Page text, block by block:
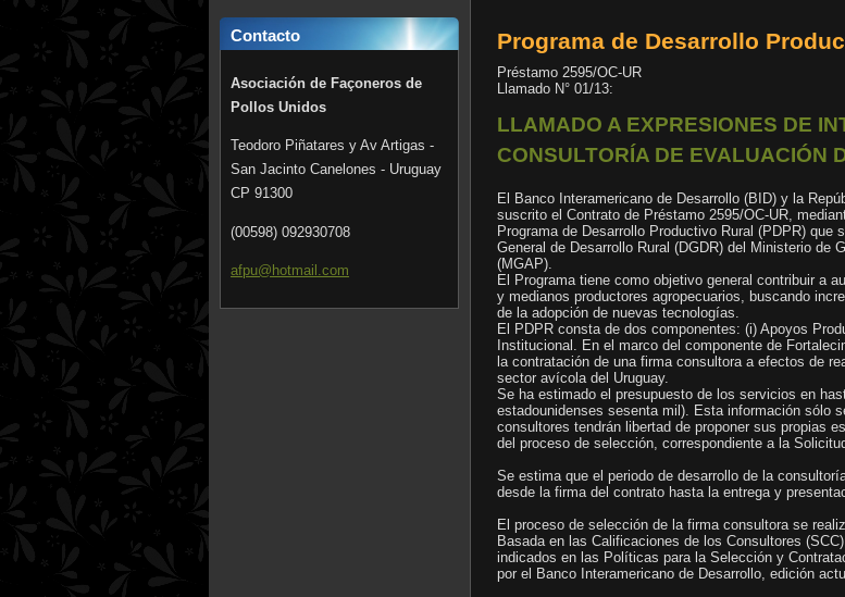
Contacto
Asociación de Façoneros de
Pollos Unidos
Teodoro Piñatares y Av Artigas -
San Jacinto Canelones - Uruguay
CP 91300
(00598) 092930708
afpu@hotmail.com
Programa de Desarrollo
Préstamo 2595/OC-UR
Llamado N° 01/13:
LLAMADO A EXPRESIONES DE
CONSULTORÍA DE EVALUACIÓN
El Banco Interamericano de Desarrollo (BID) y la
suscrito el Contrato de Préstamo 2595/OC-UR,
Programa de Desarrollo Productivo Rural (PDPR) que
General de Desarrollo Rural (DGDR) del Ministerio de
(MGAP).
El Programa tiene como objetivo general contribuir a
y medianos productores agropecuarios, buscando
de la adopción de nuevas tecnologías.
El PDPR consta de dos componentes: (i) Apoyos
Institucional. En el marco del componente de
la contratación de una firma consultora a efectos de
sector avícola del Uruguay.
Se ha estimado el presupuesto de los servicios en
estadounidenses sesenta mil). Esta información sólo
consultores tendrán libertad de proponer sus propias
del proceso de selección, correspondiente a la
Se estima que el periodo de desarrollo de la
desde la firma del contrato hasta la entrega y
El proceso de selección de la firma consultora se
Basada en las Calificaciones de los Consultores
indicados en las Políticas para la Selección y
por el Banco Interamericano de Desarrollo, edición